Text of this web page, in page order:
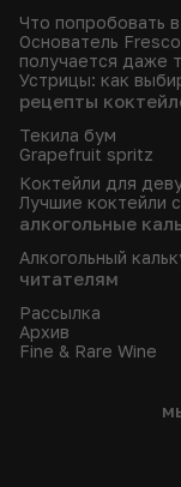
Что попробовать
Основатель
получается даже
Устрицы: как
рецепты
Текила бум
Grapefruit spritz
Коктейли для
Лучшие коктейли
алкогольные
Алкогольный
читателям
Рассылка
Архив
Fine & Rare Wine